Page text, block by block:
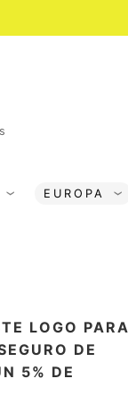
EUROPA
LOGO PARA
DE
5% DE